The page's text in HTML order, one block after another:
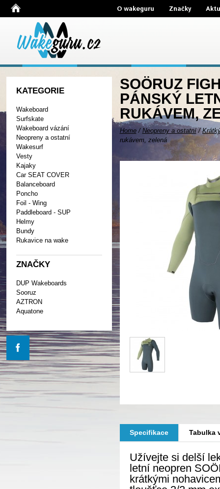
O wakeguru Značky
KATEGORIE
Wakeboard
Surfskate
Wakeboard vázání
Neopreny a ostatní
Wakesurf
Vesty
Kajaky
Car SEAT COVER
Balanceboard
Poncho
Foil - Wing
Paddleboard - SUP
Helmy
Bundy
Rukavice na wake
ZNAČKY
DUP Wakeboards
Sooruz
AZTRON
Aquatone
SOÖRUZ
PÁNSKÝ
RUKÁVEM,
Home/ Neopreny a ostatní/
rukávem, zelená
Specifikace Tabulka
Užívejte si delší
letní neopren
krátkými